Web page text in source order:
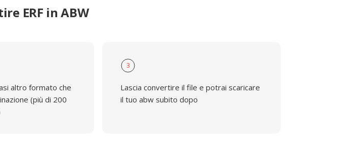
ERF in ABW
altro formato che
(più di 200
3
Lascia convertire il file e potrai scaricare
il tuo abw subito dopo